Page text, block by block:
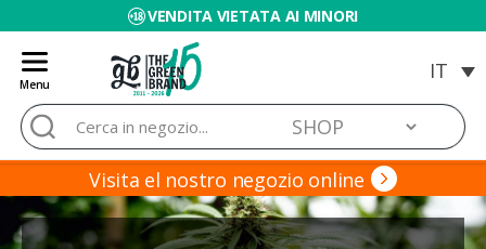
VENDITA VIETATA AI MINORI
Menu
Blog
de
Grow
Barato
Cerca:
Visita el nostro negozio online